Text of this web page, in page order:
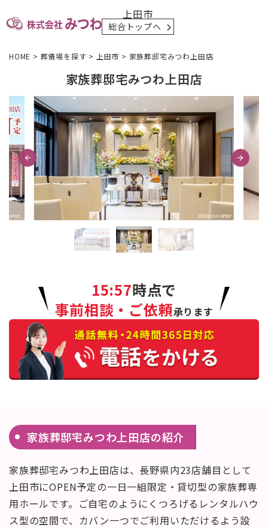
上田市
総合トップへ
HOME > 葬儀場を探す > 上田市 > 家族葬邸宅みつわ上田店
家族葬邸宅みつわ上田店
15:57時点で
事前相談・ご依頼承ります
家族葬邸宅みつわ上田店の紹介
家族葬邸宅みつわ上田店は、長野県内23店舗目として
上田市にOPEN予定の一日一組限定・貸切型の家族葬専
用ホールです。ご自宅のようにくつろげるレンタルハウ
ス型の空間で、カバン一つでご利用いただけるよう設